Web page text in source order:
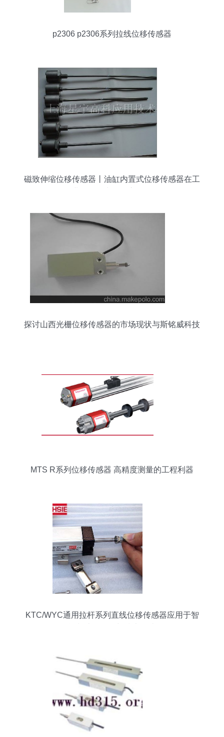
p2306 p2306系列拉线位移传感器
磁致伸缩位移传感器丨油缸内置式位移传感器在工
探讨山西光栅位移传感器的市场现状与斯铭威科技
MTS R系列位移传感器 高精度测量的工程利器
KTC/WYC通用拉杆系列直线位移传感器应用于智